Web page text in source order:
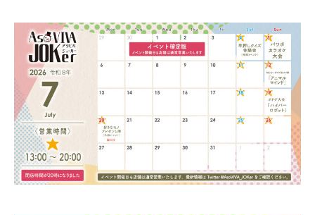
0
6
月
2
3
日
y
v
i
v
a
j
o